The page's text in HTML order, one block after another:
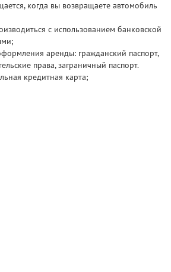
когда вы возвращаете автомобиль
с использованием банковской
аренды: гражданский паспорт,
права, заграничный паспорт.
кредитная карта;